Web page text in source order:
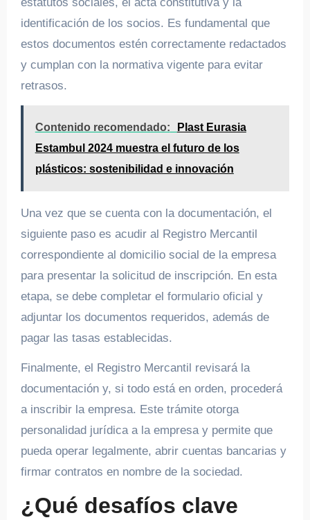
identificación de los socios. Es fundamental que
estos documentos estén correctamente redactados
y cumplan con la normativa vigente para evitar
retrasos.
Contenido recomendado:
Plast Eurasia
Estambul 2024 muestra el futuro de los
plásticos: sostenibilidad e innovación
Una vez que se cuenta con la documentación, el
siguiente paso es acudir al Registro Mercantil
correspondiente al domicilio social de la empresa
para presentar la solicitud de inscripción. En esta
etapa, se debe completar el formulario oficial y
adjuntar los documentos requeridos, además de
pagar las tasas establecidas.
Finalmente, el Registro Mercantil revisará la
documentación y, si todo está en orden, procederá
a inscribir la empresa. Este trámite otorga
personalidad jurídica a la empresa y permite que
pueda operar legalmente, abrir cuentas bancarias y
firmar contratos en nombre de la sociedad.
¿Qué desafíos clave